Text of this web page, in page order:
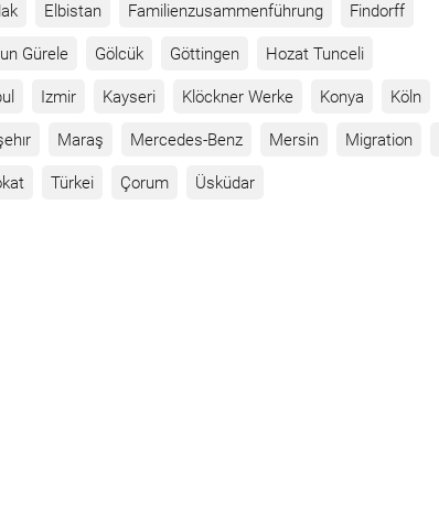
Elbistan Familienzusammenführung Findorff
Gürele Gölcük Göttingen Hozat Tunceli
Izmir Kayseri Klöckner Werke Konya Köln
Maraş Mercedes-Benz Mersin Migration
Türkei Çorum Üsküdar